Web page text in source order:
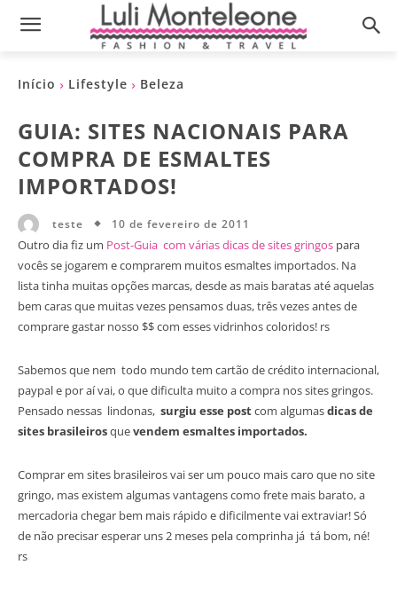
Início Lifestyle Beleza
GUIA: SITES NACIONAIS PARA
COMPRA DE ESMALTES
IMPORTADOS!
teste 10 de fevereiro de 2011
Outro dia fiz um Post-Guia com várias dicas de sites gringos para
vocês se jogarem e comprarem muitos esmaltes importados. Na
lista tinha muitas opções marcas, desde as mais baratas até aquelas
bem caras que muitas vezes pensamos duas, três vezes antes de
comprare gastar nosso $$ com esses vidrinhos coloridos! rs
Sabemos que nem todo mundo tem cartão de crédito internacional,
paypal e por aí vai, o que dificulta muito a compra nos sites gringos.
Pensado nessas lindonas, surgiu esse postcom algumasdicas de
sites brasileirosquevendem esmaltes importados.
Comprar em sites brasileiros vai ser um pouco mais caro que no site
gringo, mas existem algumas vantagens como frete mais barato, a
mercadoria chegar bem mais rápido e dificilmente vai extraviar! Só
de não precisar esperar uns 2 meses pela comprinha já tá bom, né!
rs